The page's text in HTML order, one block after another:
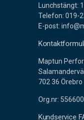
Lunchstängt:
Telefon: 019-
E-post:
Maptun
702 36 Örebro
Org.nr:
Kundservice